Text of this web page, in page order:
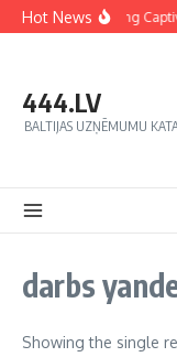
Hot NewsCrafting
444.LV
BALTIJAS UZŅĒMUMU
darbs
Showing the single